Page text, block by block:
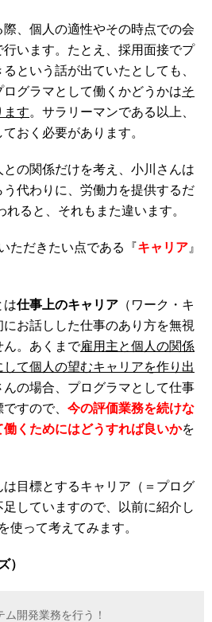
、個人の適性やその時点での会
います。たとえ、採用面接でプ
という話が出ていたとしても、
グラマとして働くかどうかはそ
ます。サラリーマンである以上、
おく必要があります。
の関係だけを考え、小川さんは
代わりに、労働力を提供するだ
ると、それもまた違います。
ただきたい点である『キャリア 』
は仕事上のキャリア （ワーク・キ
お話しした仕事のあり方を無視
ん。あくまで雇用主と個人の関係
て個人の望むキャリアを作り出
んの場合、プログラマとして仕事
すので、 今の評価業務を続けな
くためにはどうすれば良いかを
目標とするキャリア（＝プログ
していますので、以前に紹介し
を使って考えてみます。
）
ム開発業務を行う！